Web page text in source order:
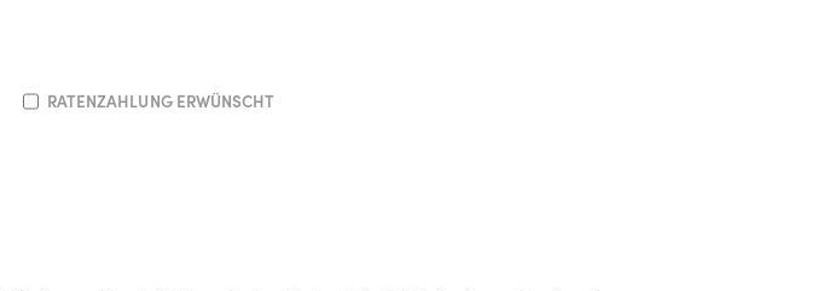
RATENZAHLUNG ERWÜNSCHT